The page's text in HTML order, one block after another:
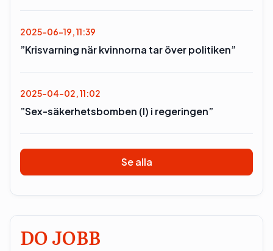
2025-06-19, 11:39
”Krisvarning när kvinnorna tar över politiken”
2025-04-02, 11:02
”Sex-säkerhetsbomben (l) i regeringen”
Se alla
DO JOBB